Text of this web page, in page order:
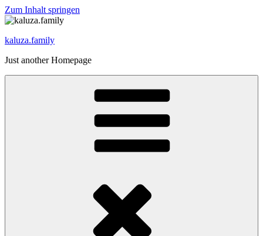
Zum Inhalt springen
kaluza.family
Just another Homepage